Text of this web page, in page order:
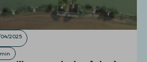
04/2025